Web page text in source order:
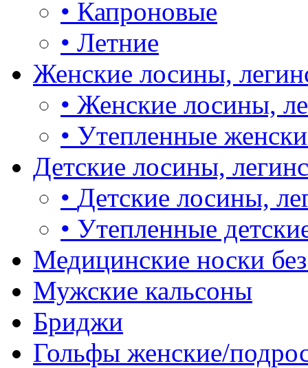
• Капроновые
• Летние
Женские лосины,
• Женские лосины,
• Утепленные
Детские лосины,
• Детские лосины,
• Утепленные
Медицинские носки
Мужские кальсоны
Бриджи
Гольфы женские/